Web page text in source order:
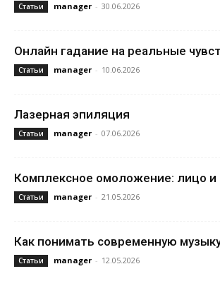
Статьи manager - 30.06.2026
Онлайн гадание на реальные
Статьи manager - 10.06.2026
Лазерная эпиляция
Статьи manager - 07.06.2026
Комплексное омоложение: лицо и
Статьи manager - 21.05.2026
Как понимать современную
Статьи manager - 12.05.2026